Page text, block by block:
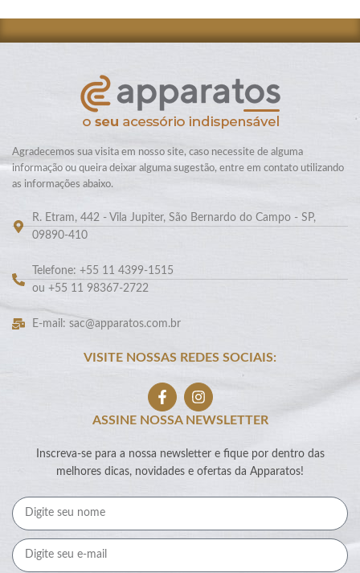
Agradecemos sua visita em nosso site, caso necessite de alguma
informação ou queira deixar alguma sugestão, entre em contato utilizando
as informações abaixo.
R. Etram, 442 - Vila Jupiter, São Bernardo do Campo - SP,
09890-410
Telefone: +55 11 4399-1515
ou +55 11 98367-2722
E-mail: sac@apparatos.com.br
VISITE NOSSAS REDES SOCIAIS:
ASSINE NOSSA NEWSLETTER
Inscreva-se para a nossa newsletter e fique por dentro das
melhores dicas, novidades e ofertas da Apparatos!